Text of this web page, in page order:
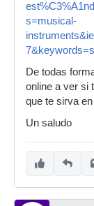
s=musical-
De todas
online a ver si
que te sirva
Un saludo